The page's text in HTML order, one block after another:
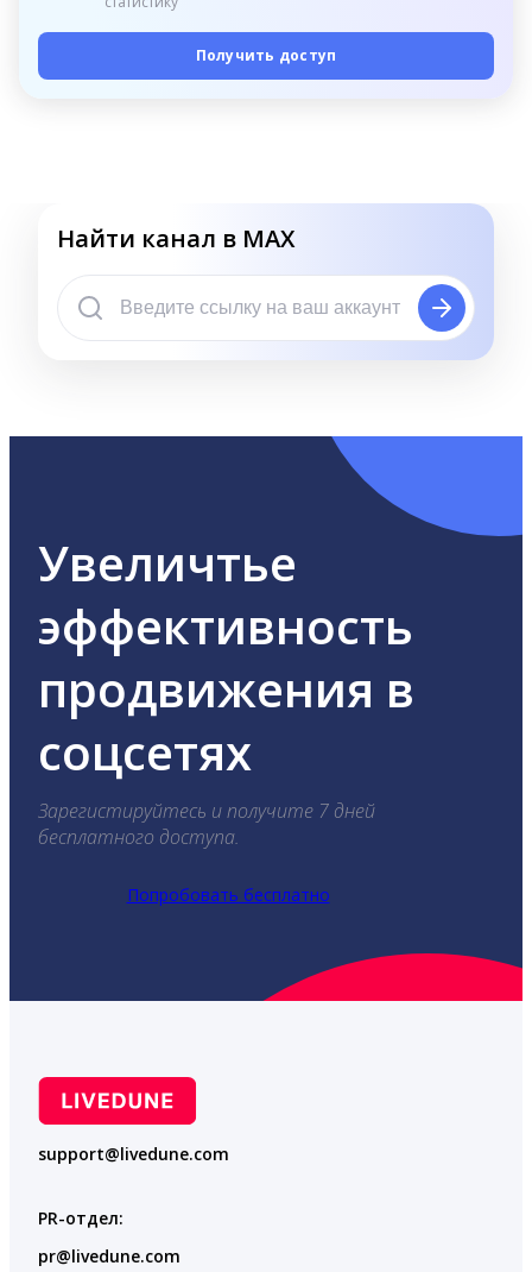
Получить доступ
Найти канал в MAX
Увеличтье
эффективность
продвижения в
соцсетях
Зарегистируйтесь и получите 7 дней
бесплатного доступа.
Попробовать бесплатно
support@livedune.com
PR-отдел:
pr@livedune.com